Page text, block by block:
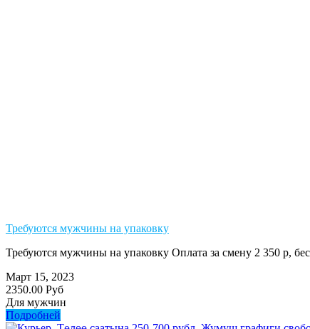
Требуются мужчины на упаковку
Требуются мужчины на упаковку Оплата за смену 2 350 р,
Март 15, 2023
2350.00 Руб
Для мужчин
Подробней